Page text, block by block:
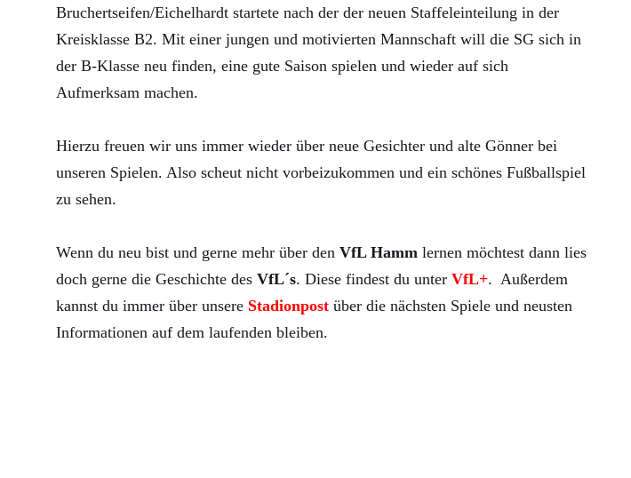
Bruchertseifen/Eichelhardt startete nach der der neuen Staffeleinteilung in der
Kreisklasse B2. Mit einer jungen und motivierten Mannschaft will die SG sich in
der B-Klasse neu finden, eine gute Saison spielen und wieder auf sich
Aufmerksam machen.
Hierzu freuen wir uns immer wieder über neue Gesichter und alte Gönner bei
unseren Spielen. Also scheut nicht vorbeizukommen und ein schönes Fußballspiel
zu sehen.
Wenn du neu bist und gerne mehr über den VfL Hamm lernen möchtest dann lies
doch gerne die Geschichte des VfL´s. Diese findest du unter VfL+. Außerdem
kannst du immer über unsere Stadionpost über die nächsten Spiele und neusten
Informationen auf dem laufenden bleiben.